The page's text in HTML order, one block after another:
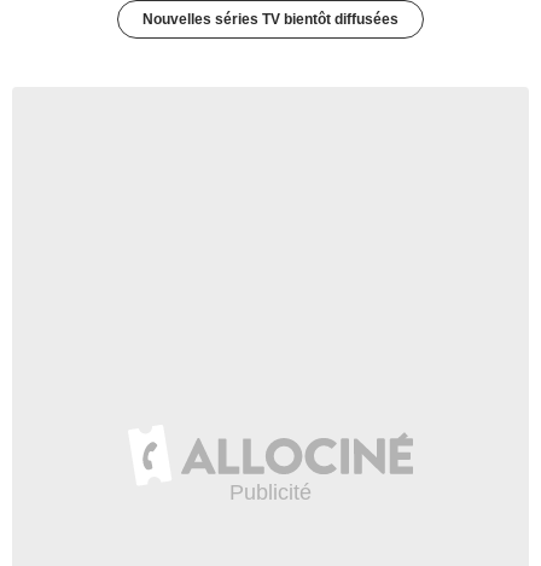
Nouvelles séries TV bientôt diffusées